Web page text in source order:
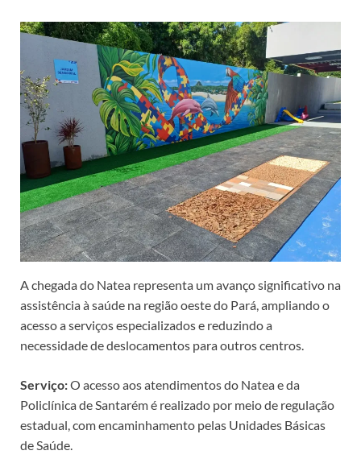
A chegada do Natea representa um avanço significativo na
assistência à saúde na região oeste do Pará, ampliando o
acesso a serviços especializados e reduzindo a
necessidade de deslocamentos para outros centros.
Serviço:O acesso aos atendimentos do Natea e da
Policlínica de Santarém é realizado por meio de regulação
estadual, com encaminhamento pelas Unidades Básicas
de Saúde.